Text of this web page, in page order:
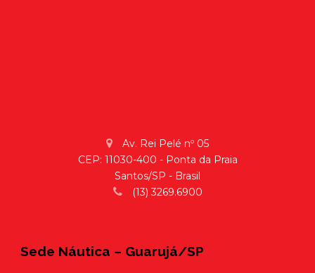
Av. Rei Pelé nº 05
CEP: 11030-400 - Ponta da Praia
Santos/SP - Brasil
(13) 3269.6900
Sede Náutica – Guarujá/SP